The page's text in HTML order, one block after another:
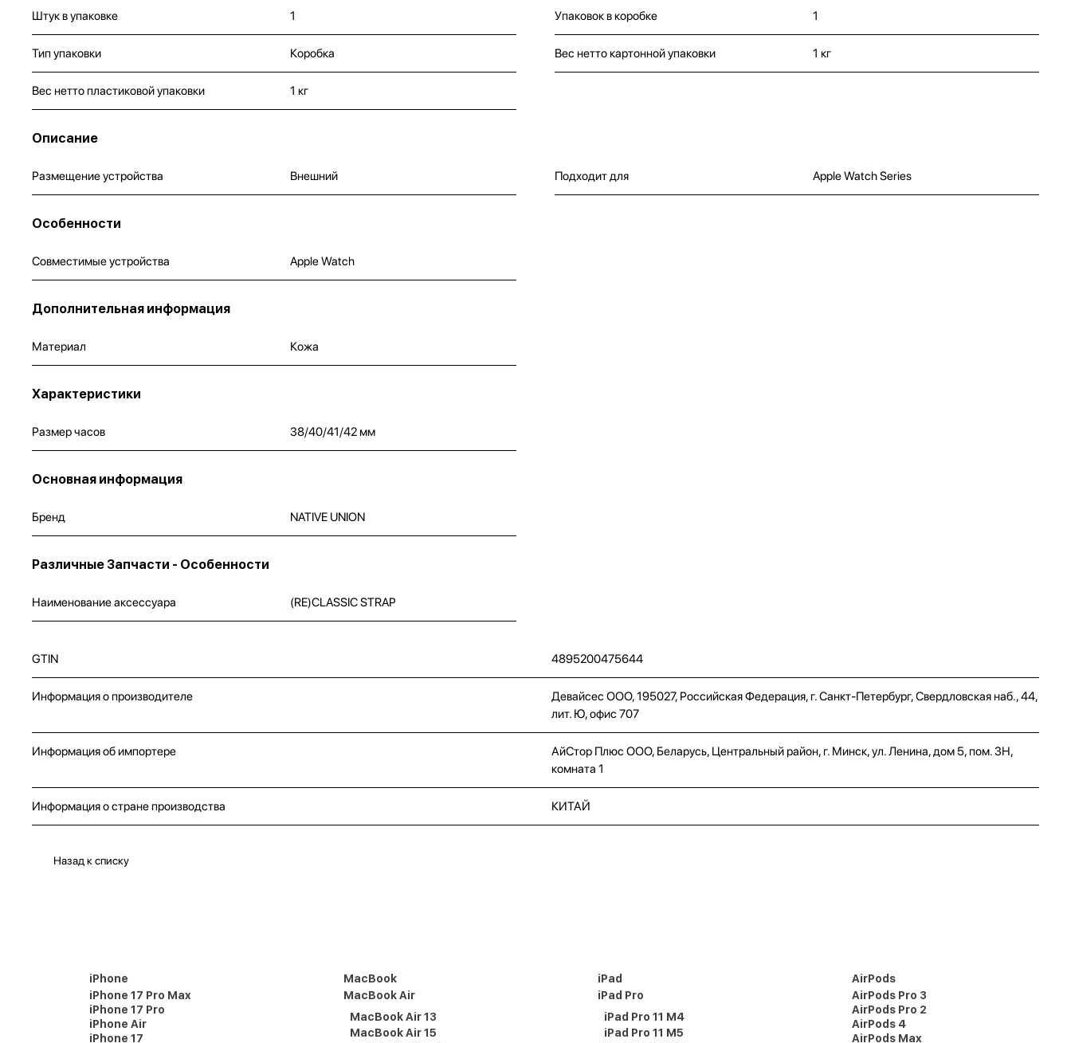
Штук в упаковке 1 Упаковок в коробке 1
Тип упаковки Коробка Вес нетто картонной упаковки 1 кг
Вес нетто пластиковой упаковки 1 кг
Описание
Размещение устройства Внешний Подходит для Apple Watch Series
Особенности
Совместимые устройства Apple Watch
Дополнительная информация
Материал Кожа
Характеристики
Размер часов 38/40/41/42 мм
Основная информация
Бренд NATIVE UNION
Различные Запчасти - Особенности
Наименование аксессуара (RE)CLASSIC STRAP
GTIN 4895200475644
Информация о производителе
Девайсес ООО, 195027, Российская Федерация, г. Санкт-Петербург, Свердловская наб., 44,
лит. Ю, офис 707
Информация об импортере
АйСтор Плюс ООО, Беларусь, Центральный район, г. Минск, ул. Ленина, дом 5, пом. 3Н,
комната 1
Информация о стране производства КИТАЙ
Назад к списку
iPhone
iPhone 17 Pro Max
iPhone 17 Pro
iPhone Air
iPhone 17
MacBook
MacBook Air
MacBook Air 13
MacBook Air 15
iPad
iPad Pro
iPad Pro 11 M4
iPad Pro 11 M5
AirPods
AirPods Pro 3
AirPods Pro 2
AirPods 4
AirPods Max